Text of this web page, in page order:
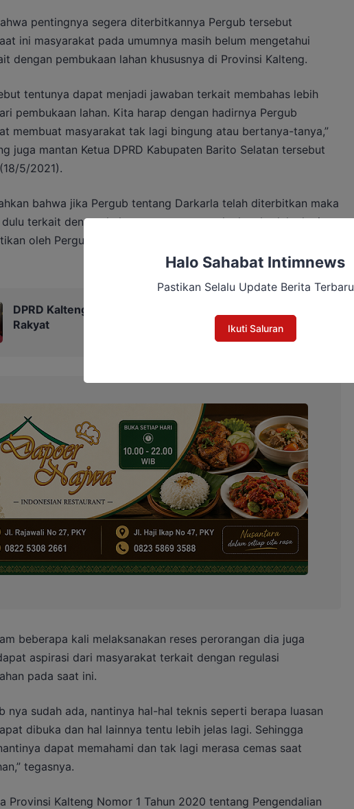
pentingnya segera diterbitkannya Pergub tersebut
ini masyarakat pada umumnya masih belum mengetahui
dengan pembukaan lahan khususnya di Provinsi Kalteng.
tentunya dapat menjadi jawaban terkait membahas lebih
pembukaan lahan. Kita harap dengan hadirnya Pergub
membuat masyarakat tak lagi bingung atau bertanya-tanya,”
juga mantan Ketua DPRD Kabupaten Barito Selatan tersebut
5/2021).
bahwa jika Pergub tentang Darkarla telah diterbitkan maka
terkait dengan hal serupa tentunya tak akan berlaku lagi,
oleh Pergub yang baru.
DPRD Kalteng Kawal Penyederhanaan Izin Tambang
Rakyat
beberapa kali melaksanakan reses perorangan dia juga
aspirasi dari masyarakat terkait dengan regulasi
pada saat ini.
nya sudah ada, nantinya hal-hal teknis seperti berapa luasan
dibuka dan hal lainnya tentu lebih jelas lagi. Sehingga
dapat memahami dan tak lagi merasa cemas saat
tegasnya.
Provinsi Kalteng Nomor 1 Tahun 2020 tentang Pengendalian
Halo Sahabat Intimnews
Pastikan Selalu Update Berita Terbaru
Ikuti Saluran